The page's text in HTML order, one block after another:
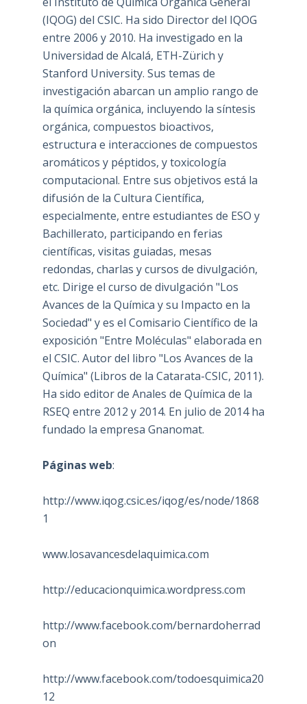
(IQOG) del CSIC. Ha sido Director del IQOG
entre 2006 y 2010. Ha investigado en la
Universidad de Alcalá, ETH-Zürich y
Stanford University. Sus temas de
investigación abarcan un amplio rango de
la química orgánica, incluyendo la síntesis
orgánica, compuestos bioactivos,
estructura e interacciones de compuestos
aromáticos y péptidos, y toxicología
computacional. Entre sus objetivos está la
difusión de la Cultura Científica,
especialmente, entre estudiantes de ESO y
Bachillerato, participando en ferias
científicas, visitas guiadas, mesas
redondas, charlas y cursos de divulgación,
etc. Dirige el curso de divulgación "Los
Avances de la Química y su Impacto en la
Sociedad" y es el Comisario Científico de la
exposición "Entre Moléculas" elaborada en
el CSIC. Autor del libro "Los Avances de la
Química" (Libros de la Catarata-CSIC, 2011).
Ha sido editor de Anales de Química de la
RSEQ entre 2012 y 2014. En julio de 2014 ha
fundado la empresa Gnanomat.
Páginas web:
http://www.iqog.csic.es/iqog/es/node/1868
1
www.losavancesdelaquimica.com
http://educacionquimica.wordpress.com
http://www.facebook.com/bernardoherrad
on
http://www.facebook.com/todoesquimica20
12